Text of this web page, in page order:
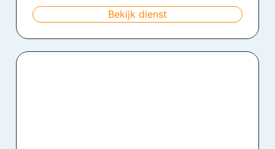
Bekijk dienst